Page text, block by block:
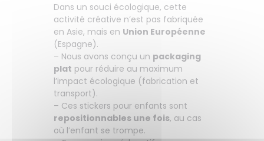
Dans un souci écologique, cette
activité créative n’est pas fabriquée
en Asie, mais en Union Européenne
(Espagne).
– Nous avons conçu un packaging
plat pour réduire au maximum
l’impact écologique (fabrication et
transport).
– Ces stickers pour enfants sont
repositionnables une fois, au cas
où l’enfant se trompe.